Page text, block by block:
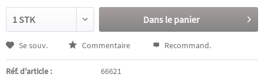
Dans le panier
Se souv. Commentaire Recommand.
Réf. d'article : 66621